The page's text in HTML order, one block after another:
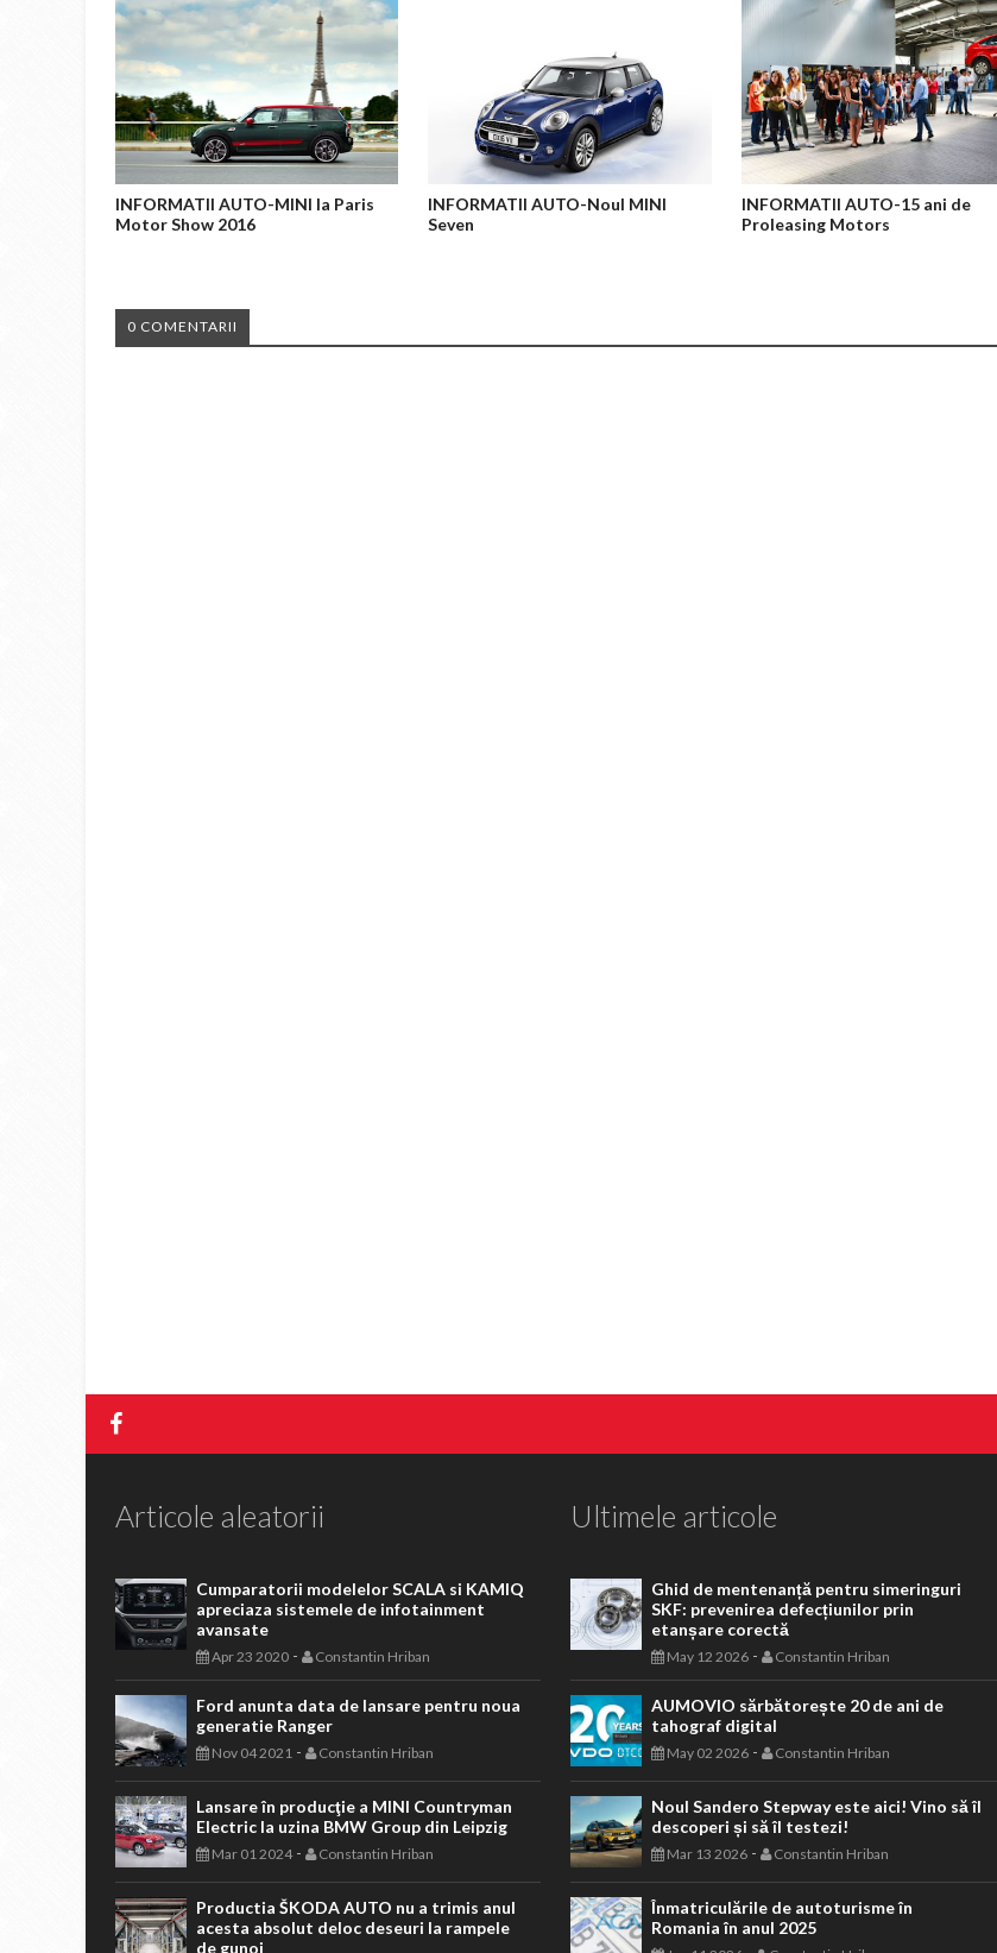
INFORMATII AUTO-MINI la Paris
Motor Show 2016
INFORMATII AUTO-Noul MINI
Seven
INFORMATII AUTO-15 ani de
Proleasing Motors
0 COMENTARII
Articole aleatorii
Cumparatorii modelelor SCALA si KAMIQ
apreciaza sistemele de infotainment
avansate
Apr 23 2020 - Constantin Hriban
Ford anunta data de lansare pentru noua
generatie Ranger
Nov 04 2021 - Constantin Hriban
Lansare în producţie a MINI Countryman
Electric la uzina BMW Group din Leipzig
Mar 01 2024- Constantin Hriban
Productia ŠKODA AUTO nu a trimis anul
acesta absolut deloc deseuri la rampele
de gunoi
Ultimele articole
Ghid de mentenanță pentru simeringuri
SKF: prevenirea defecțiunilor prin
etanșare corectă
May 12 2026 - Constantin Hriban
AUMOVIO sărbătorește 20 de ani de
tahograf digital
May 02 2026 - Constantin Hriban
Noul Sandero Stepway este aici! Vino să îl
descoperi și să îl testezi!
Mar 13 2026 - Constantin Hriban
Înmatriculările de autoturisme în
Romania în anul 2025